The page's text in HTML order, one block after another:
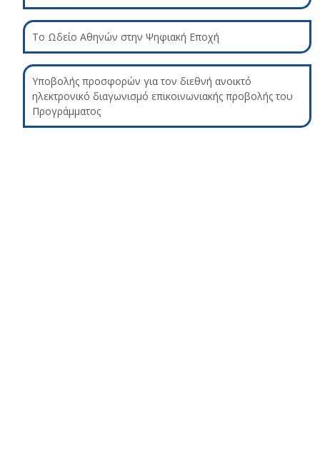
Το Ωδείο Αθηνών στην Ψηφιακή Εποχή
Υποβολής προσφορών για τον διεθνή ανοικτό
ηλεκτρονικό διαγωνισμό επικοινωνιακής προβολής του
Προγράμματος